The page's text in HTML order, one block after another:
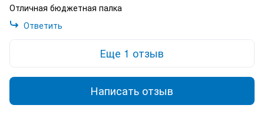
Отличная бюджетная палка
Ответить
Еще 1 отзыв
Написать отзыв